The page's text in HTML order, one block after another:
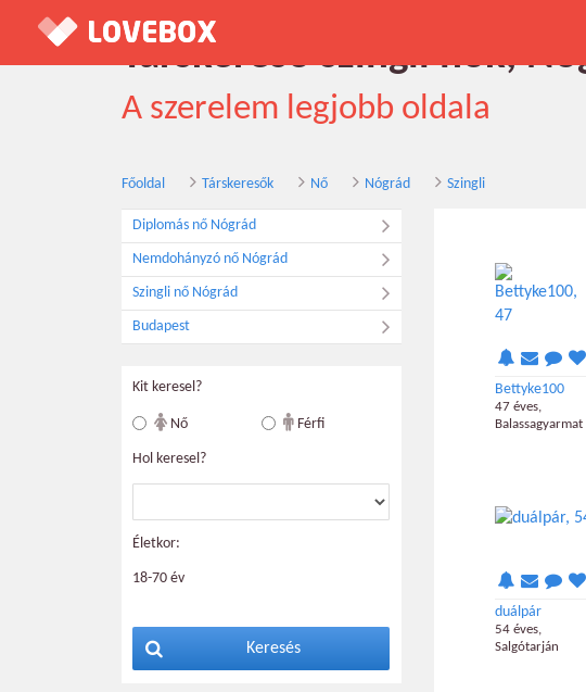
Társkereső szingli nők,
A szerelem legjobb oldala
Főoldal Társkeresők Nő Nógrád Szingli
Diplomás nő Nógrád
Nemdohányzó nő Nógrád
Szingli nő Nógrád
Budapest
Kit keresel?
Nő Férfi
Hol keresel?
Életkor:
18-70 év
Keresés
Bettyke100
47 éves,
Balassagyarmat
duálpár
54 éves,
Salgótarján